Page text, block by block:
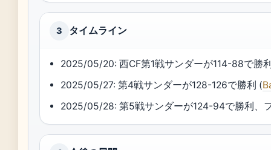
3 タイムライン
2025/05/20: 西CF第1戦サンダーが114-88で勝
2025/05/27: 第4戦サンダーが128-126で勝利 (
2025/05/28: 第5戦サンダーが124-94で勝利、